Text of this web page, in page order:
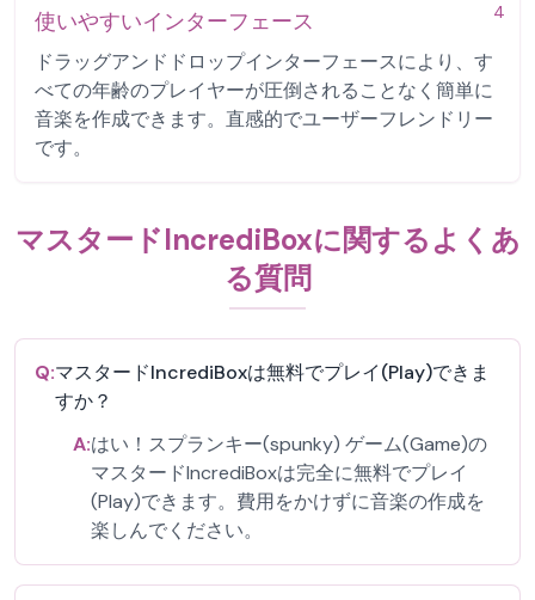
4
使いやすいインターフェース
ドラッグアンドドロップインターフェースにより、す
べての年齢のプレイヤーが圧倒されることなく簡単に
音楽を作成できます。直感的でユーザーフレンドリー
です。
マスタードIncrediBoxに関するよくあ
る質問
Q:マスタードIncrediBoxは無料でプレイ(Play)できま
すか？
A:はい！スプランキー(spunky) ゲーム(Game)の
マスタードIncrediBoxは完全に無料でプレイ
(Play)できます。費用をかけずに音楽の作成を
楽しんでください。